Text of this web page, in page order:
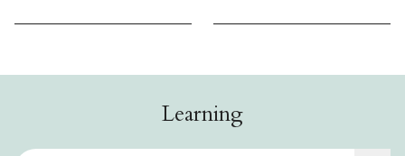
Learning